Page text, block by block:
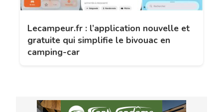
Lecampeur.fr : l’application nouvelle et
gratuite qui simplifie le bivouac en
camping-car